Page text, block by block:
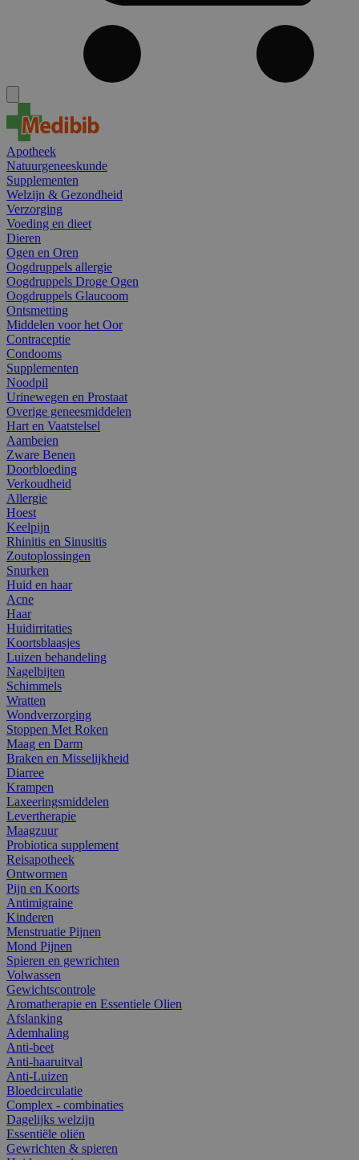
Apotheek
Natuurgeneeskunde
Supplementen
Welzijn & Gezondheid
Verzorging
Voeding en dieet
Dieren
Ogen en Oren
Oogdruppels allergie
Oogdruppels Droge Ogen
Oogdruppels Glaucoom
Ontsmetting
Middelen voor het Oor
Contraceptie
Condooms
Supplementen
Noodpil
Urinewegen en Prostaat
Overige geneesmiddelen
Hart en Vaatstelsel
Aambeien
Zware Benen
Doorbloeding
Verkoudheid
Allergie
Hoest
Keelpijn
Rhinitis en Sinusitis
Zoutoplossingen
Snurken
Huid en haar
Acne
Haar
Huidirritaties
Koortsblaasjes
Luizen behandeling
Nagelbijten
Schimmels
Wratten
Wondverzorging
Stoppen Met Roken
Maag en Darm
Braken en Misselijkheid
Diarree
Krampen
Laxeeringsmiddelen
Levertherapie
Maagzuur
Probiotica supplement
Reisapotheek
Ontwormen
Pijn en Koorts
Antimigraine
Kinderen
Menstruatie Pijnen
Mond Pijnen
Spieren en gewrichten
Volwassen
Gewichtscontrole
Aromatherapie en Essentiele Olien
Afslanking
Ademhaling
Anti-beet
Anti-haaruitval
Anti-Luizen
Bloedcirculatie
Complex - combinaties
Dagelijks welzijn
Essentiële oliën
Gewrichten & spieren